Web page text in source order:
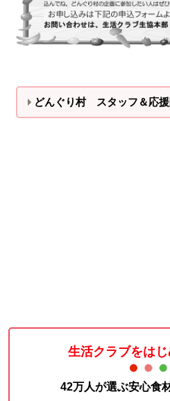
どんぐり村 スタッフ＆応
生活クラブをは
42万人が選ぶ安心食